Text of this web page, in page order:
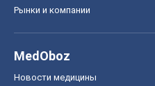
Рынки и компании
MedOboz
Новости медицины